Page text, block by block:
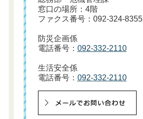
窓口の場所：4階
ファクス番号：092-324-8355
防災企画係
電話番号： 092-332-2110
生活安全係
電話番号： 092-332-2110